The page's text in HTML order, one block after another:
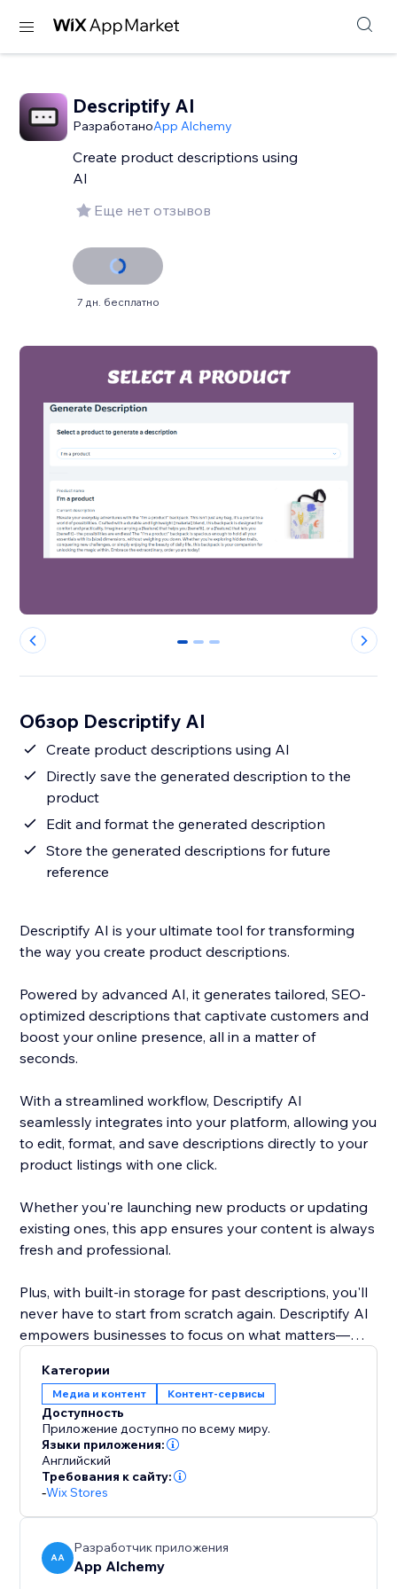
Descriptify AI
РазработаноApp Alchemy
Create product descriptions using
AI
Еще нет отзывов
7 дн. бесплатно
0 1 2
Обзор Descriptify AI
Create product descriptions using AI
Directly save the generated description to the
product
Edit and format the generated description
Store the generated descriptions for future
reference
Descriptify AI is your ultimate tool for transforming
the way you create product descriptions.
Powered by advanced AI, it generates tailored, SEO-
optimized descriptions that captivate customers and
boost your online presence, all in a matter of
seconds.
With a streamlined workflow, Descriptify AI
seamlessly integrates into your platform, allowing you
to edit, format, and save descriptions directly to your
product listings with one click.
Whether you're launching new products or updating
existing ones, this app ensures your content is always
fresh and professional.
Plus, with built-in storage for past descriptions, you'll
never have to start from scratch again. Descriptify AI
empowers businesses to focus on what matters—
Категории
Медиа и контент Контент-сервисы
Доступность
Приложение доступно по всему миру.
Языки приложения:
Английский
Требования к сайту:
-Wix Stores
AA
Разработчик приложения
App Alchemy